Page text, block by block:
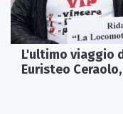
L'ultimo viaggio
Euristeo